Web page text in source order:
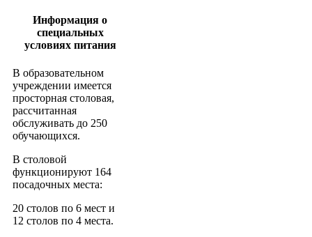
Информация о
специальных
условиях питания
В образовательном
учреждении имеется
просторная столовая,
рассчитанная
обслуживать до 250
обучающихся.
В столовой
функционируют 164
посадочных места:
20 столов по 6 мест и
12 столов по 4 места.